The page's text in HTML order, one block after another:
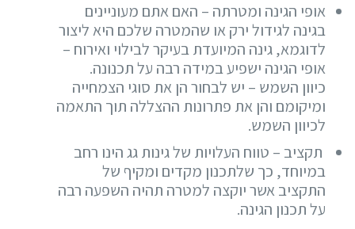
אופי הגינה ומטרתה – האם אתם מעוניינים
בגינה לגידול ירק או שהמטרה שלכם היא ליצור
לדוגמא, גינה המיועדת בעיקר לבילוי ואירוח –
אופי הגינה ישפיע במידה רבה על תכנונה.
כיוון השמש – יש לבחור הן את סוגי הצמחייה
ומיקומם והן את פתרונות ההצללה תוך התאמה
לכיוון השמש.
תקציב – טווח העלויות של גינות גג הינו רחב
במיוחד, כך שלתכנון מקדים ומקיף של
התקציב אשר יוקצה למטרה תהיה השפעה רבה
על תכנון הגינה.